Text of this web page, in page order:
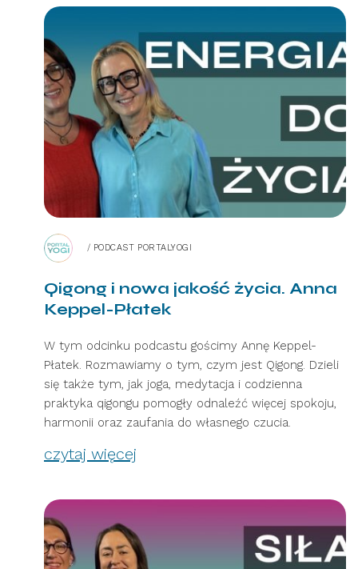
/ PODCAST PORTALYOGI
Qigong i nowa jakość życia. Anna
Keppel-Płatek
W tym odcinku podcastu gościmy Annę Keppel-
Płatek. Rozmawiamy o tym, czym jest Qigong. Dzieli
się także tym, jak joga, medytacja i codzienna
praktyka qigongu pomogły odnaleźć więcej spokoju,
harmonii oraz zaufania do własnego czucia.
czytaj więcej